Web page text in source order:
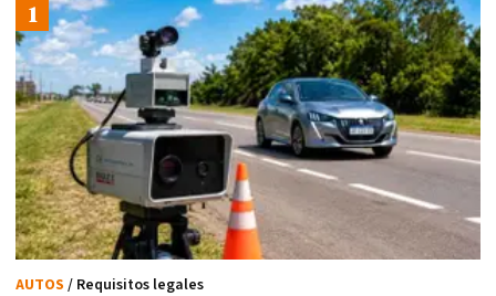
AUTOS / Requisitos legales